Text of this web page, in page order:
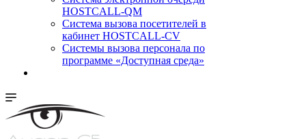
HOSTCALL-QM
Cистема вызова посетителей в
кабинет HOSTCALL-CV
Системы вызова персонала по
программе «Доступная среда»